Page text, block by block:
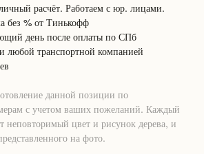
расчёт. Работаем с юр. лицами.
без % от Тинькофф
день после оплаты по СПб
любой транспортной компанией
данной позиции по
с учетом ваших пожеланий. Каждый
неповторимый цвет и рисунок дерева, и
на фото.